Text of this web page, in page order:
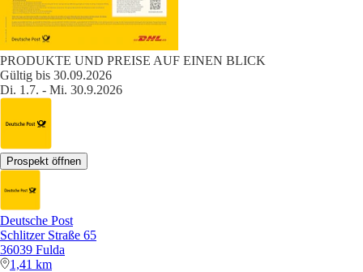
PRODUKTE UND PREISE AUF EINEN BLICK
Gültig bis 30.09.2026
Di. 1.7. - Mi. 30.9.2026
Prospekt öffnen
Deutsche Post
Schlitzer Straße 65
36039 Fulda
1,41 km